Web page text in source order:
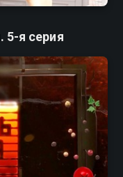
5-я серия